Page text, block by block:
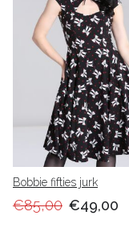
Bobbie fifties jurk
€85,00 €49,00